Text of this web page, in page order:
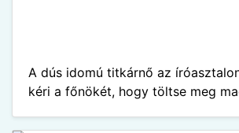
A dús idomú titkárnő az
kéri a főnökét, hogy töltse meg